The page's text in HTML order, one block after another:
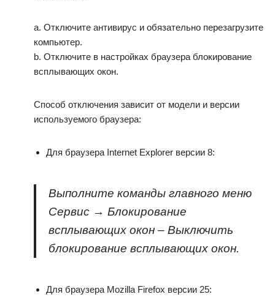
a. Отключите антивирус и обязательно перезагрузите
компьютер.
b. Отключите в настройках браузера блокирование
всплывающих окон.
Способ отключения зависит от модели и версии
используемого браузера:
Для браузера Internet Explorer версии 8:
Выполните команды главного меню
Сервис → Блокирование
всплывающих окон – Выключить
блокирование всплывающих окон.
Для браузера Mozilla Firefox версии 25: